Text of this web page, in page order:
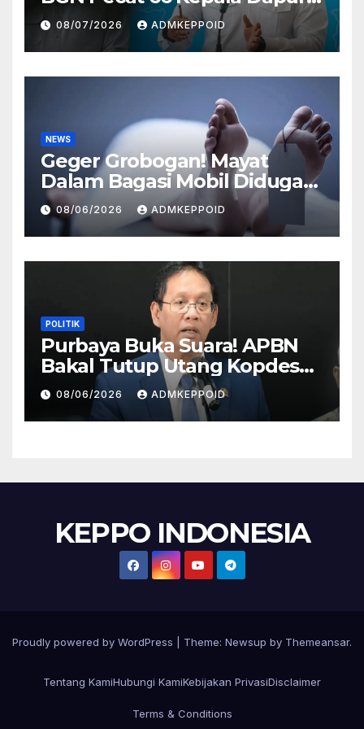
MBG dan Ungkap Alasannya
08/07/2026 ADMKEPPOID
NEWS
Geger Grobogan! Mayat
Dalam Bagasi Mobil Diduga
Terkait Hilangnya Bos Konter
HP
08/06/2026 ADMKEPPOID
POLITIK
Purbaya Buka Suara! APBN
Bakal Tutup Utang Kopdes
Rp 240 Triliun, Cicilan Rp 40
Triliun per Tahun
08/06/2026 ADMKEPPOID
KEPPO INDONESIA
Proudly powered by WordPress Theme: Newsup by Themeansar.
Tentang KamiHubungi KamiKebijakan PrivasiDisclaimer
Terms & Conditions